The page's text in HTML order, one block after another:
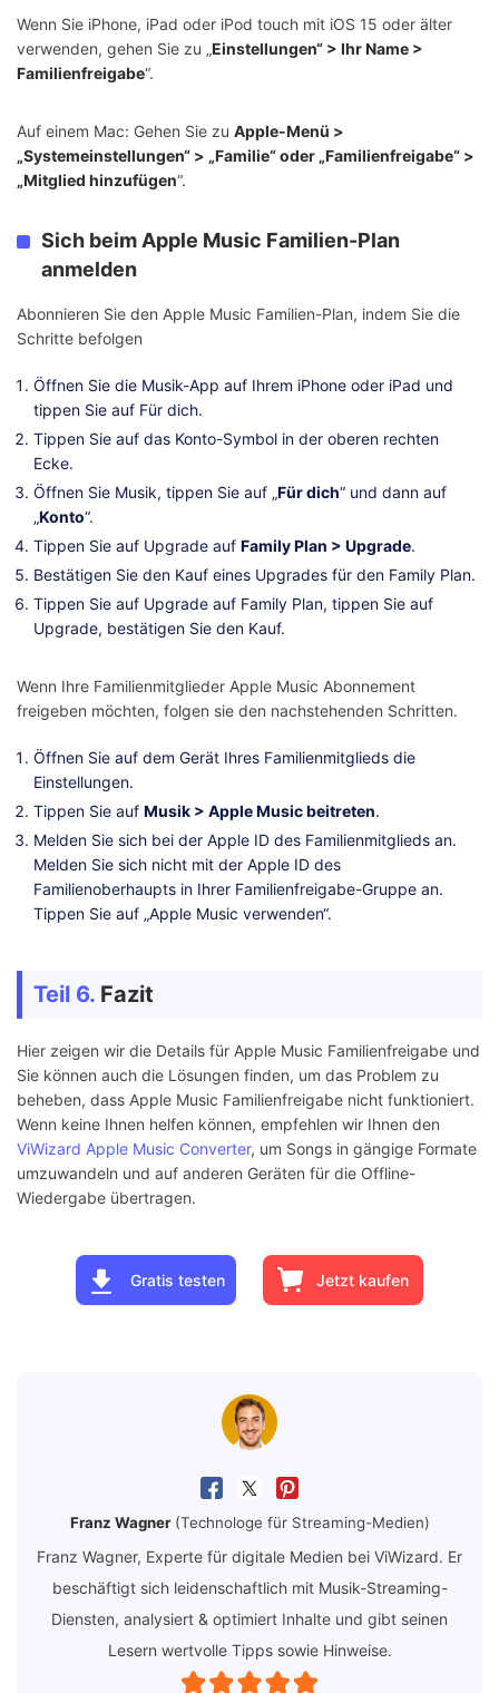
Wenn Sie iPhone, iPad oder iPod touch mit iOS 15 oder älter
verwenden, gehen Sie zu „Einstellungen“ > Ihr Name >
Familienfreigabe“.
Auf einem Mac: Gehen Sie zu Apple-Menü >
„Systemeinstellungen“ > „Familie“ oder „Familienfreigabe“ >
„Mitglied hinzufügen“.
Sich beim Apple Music Familien-Plan
anmelden
Abonnieren Sie den Apple Music Familien-Plan, indem Sie die
Schritte befolgen
Öffnen Sie die Musik-App auf Ihrem iPhone oder iPad und
tippen Sie auf Für dich.
Tippen Sie auf das Konto-Symbol in der oberen rechten
Ecke.
Öffnen Sie Musik, tippen Sie auf „Für dich“ und dann auf
„Konto“.
Tippen Sie auf Upgrade auf Family Plan > Upgrade.
Bestätigen Sie den Kauf eines Upgrades für den Family Plan.
Tippen Sie auf Upgrade auf Family Plan, tippen Sie auf
Upgrade, bestätigen Sie den Kauf.
Wenn Ihre Familienmitglieder Apple Music Abonnement
freigeben möchten, folgen sie den nachstehenden Schritten.
Öffnen Sie auf dem Gerät Ihres Familienmitglieds die
Einstellungen.
Tippen Sie auf Musik > Apple Music beitreten.
Melden Sie sich bei der Apple ID des Familienmitglieds an.
Melden Sie sich nicht mit der Apple ID des
Familienoberhaupts in Ihrer Familienfreigabe-Gruppe an.
Tippen Sie auf „Apple Music verwenden“.
Teil 6. Fazit
Hier zeigen wir die Details für Apple Music Familienfreigabe und
Sie können auch die Lösungen finden, um das Problem zu
beheben, dass Apple Music Familienfreigabe nicht funktioniert.
Wenn keine Ihnen helfen können, empfehlen wir Ihnen den
ViWizard Apple Music Converter, um Songs in gängige Formate
umzuwandeln und auf anderen Geräten für die Offline-
Wiedergabe übertragen.
Gratis testen Jetzt kaufen
Franz Wagner (Technologe für Streaming-Medien)
Franz Wagner, Experte für digitale Medien bei ViWizard. Er
beschäftigt sich leidenschaftlich mit Musik-Streaming-
Diensten, analysiert & optimiert Inhalte und gibt seinen
Lesern wertvolle Tipps sowie Hinweise.